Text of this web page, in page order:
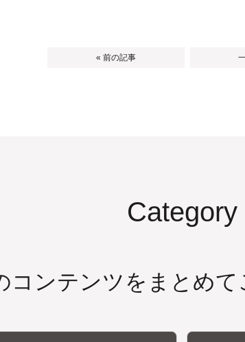
« 前の記事
Category
コンテンツをまとめ